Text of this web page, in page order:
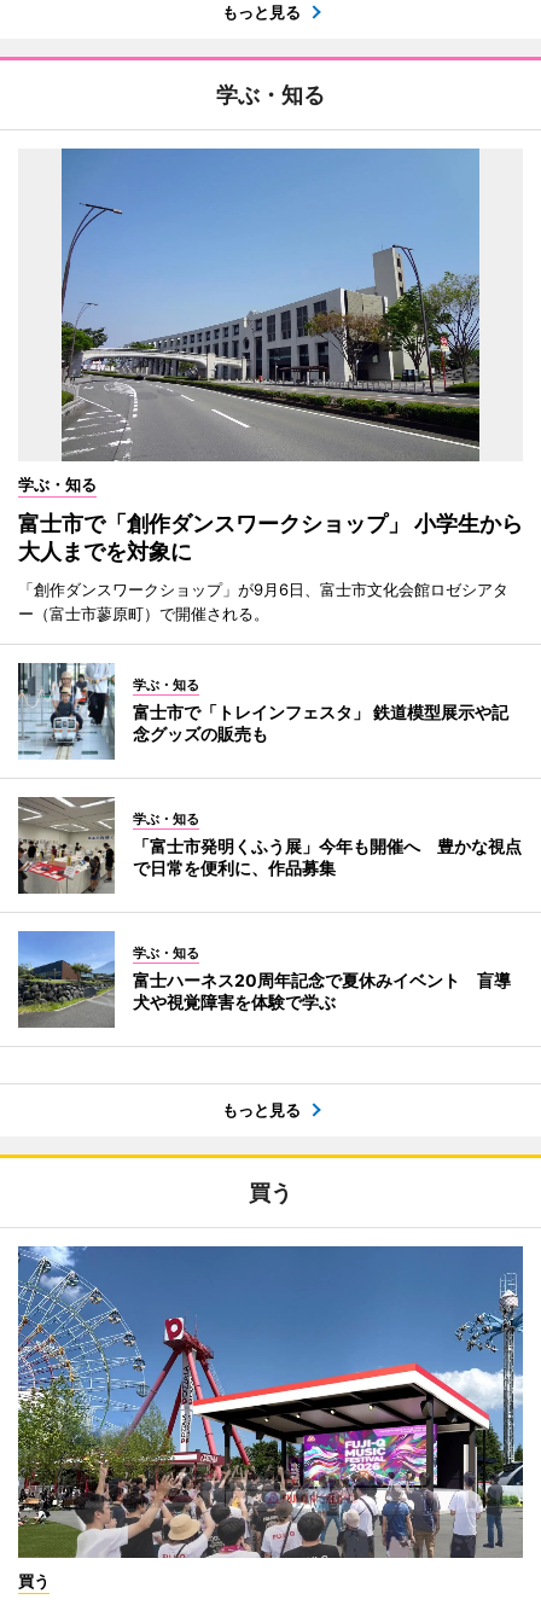
もっと見る
学ぶ・知る
学ぶ・知る
富士市で「創作ダンスワークショップ」 小学生から
大人までを対象に
「創作ダンスワークショップ」が9月6日、富士市文化会館ロゼシアタ
ー（富士市蓼原町）で開催される。
学ぶ・知る
富士市で「トレインフェスタ」 鉄道模型展示や記
念グッズの販売も
学ぶ・知る
「富士市発明くふう展」今年も開催へ 豊かな視点
で日常を便利に、作品募集
学ぶ・知る
富士ハーネス20周年記念で夏休みイベント 盲導
犬や視覚障害を体験で学ぶ
もっと見る
買う
買う